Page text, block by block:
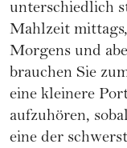
unterschiedlich
Mahlzeit
Morgens und
brauchen Sie
eine kleinere
aufzuhören,
eine der